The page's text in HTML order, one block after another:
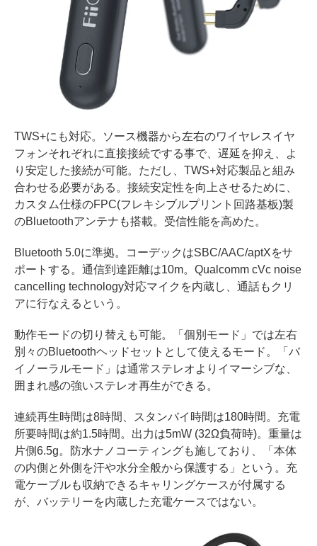
TWS+にも対応。ソース機器から左右のワイヤレスイヤ
フォンそれぞれに直接接続でする事で、遅延を抑え、よ
り安定した接続が可能。ただし、TWS+対応製品と組み
合わせる必要がある。接続安定性を向上させるために、
カスタム仕様のFPC(フレキシブルプリント回路基板)製
のBluetoothアンテナも搭載。受信性能を高めた。
Bluetooth 5.0に準拠。コーデックはSBC/AAC/aptXをサ
ポートする。通信到達距離は10m。Qualcomm cVc noise
cancelling technology対応マイクを内蔵し、通話もクリ
アに行なえるという。
動作モードの切り替えも可能。「個別モード」では左右
別々のBluetoothヘッドセットとして使えるモード。「バ
イノーラルモード」は通常ステレオよりイマーシブな、
囲まれ感の強いステレオ再生ができる。
連続再生時間は8時間、スタンバイ時間は180時間。充電
所要時間は約1.5時間。出力は5mW (32Ω負荷時)。重量は
片側6.5g。防水ナノコーティングも施しており、「本体
の内側と外側を汗や水分全般から保護する」という。充
電ケーブルも収納できるキャリングケースが付属する
が、バッテリーを内蔵した充電ケースではない。